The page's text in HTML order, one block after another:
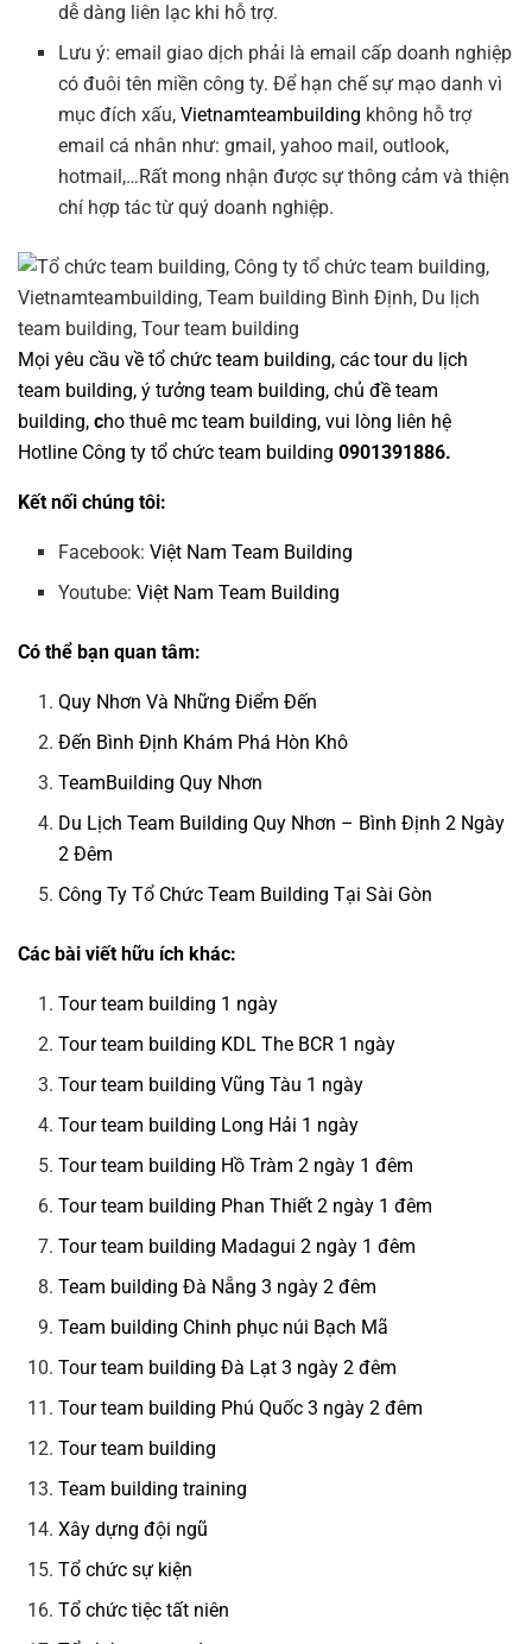
dễ dàng liên lạc khi hỗ trợ.
Lưu ý: email giao dịch phải là email cấp doanh nghiệp
có đuôi tên miền công ty. Để hạn chế sự mạo danh vì
mục đích xấu,Vietnamteambuilding không hỗ trợ
email cá nhân như: gmail, yahoo mail, outlook,
hotmail,…Rất mong nhận được sự thông cảm và thiện
chí hợp tác từ quý doanh nghiệp.
Mọi yêu cầu về tổ chức team building, các tourdu lịch
team building, ý tưởng team building, chủ đề team
building, cho thuê mc team building, vui lòng liên hệ
Hotline Công ty tổ chức team building 0901391886.
Kết nối chúng tôi:
Facebook:Việt Nam Team Building
Youtube:Việt Nam Team Building
Có thể bạn quan tâm:
Quy Nhơn Và Những Điểm Đến
Đến Bình Định Khám Phá Hòn Khô
TeamBuilding Quy Nhơn
Du Lịch Team Building Quy Nhơn – Bình Định 2 Ngày
2 Đêm
Công Ty Tổ Chức Team Building Tại Sài Gòn
Các bài viết hữu ích khác:
Tour team building 1 ngày
Tour team building KDL The BCR 1 ngày
Tour team building Vũng Tàu 1 ngày
Tour team building Long Hải 1 ngày
Tour team building Hồ Tràm 2 ngày 1 đêm
Tour team building Phan Thiết 2 ngày 1 đêm
Tour team building Madagui 2 ngày 1 đêm
Team building Đà Nẵng 3 ngày 2 đêm
Team building Chinh phục núi Bạch Mã
Tour team building Đà Lạt 3 ngày 2 đêm
Tour team building Phú Quốc 3 ngày 2 đêm
Tour team building
Team building training
Xây dựng đội ngũ
Tổ chức sự kiện
Tổ chức tiệc tất niên